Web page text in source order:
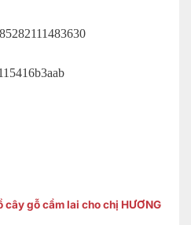
cây gỗ cẩm lai cho chị HƯƠNG